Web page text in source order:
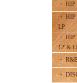
・
・
LP
・ HIP
12' &
・
・